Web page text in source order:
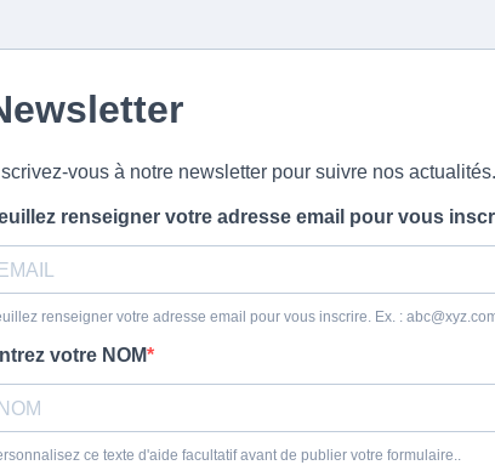
vous à notre newsletter pour suivre nos actualités.
renseigner votre adresse email pour vous
renseigner votre adresse email pour vous inscrire. Ex. :
votre NOM
ce texte d'aide facultatif avant de publier votre formulaire..